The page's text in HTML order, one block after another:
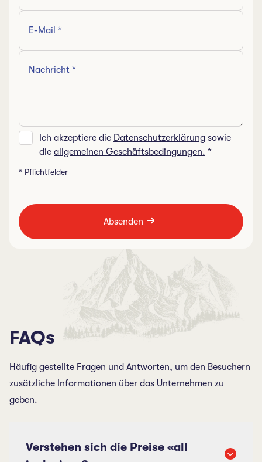
Ich akzeptiere die Datenschutzerklärung sowie
die allgemeinen Geschäftsbedingungen. *
* Pflichtfelder
Absenden
FAQs
Häufig gestellte Fragen und Antworten, um den Besuchern
zusätzliche Informationen über das Unternehmen zu
geben.
Verstehen sich die Preise «all